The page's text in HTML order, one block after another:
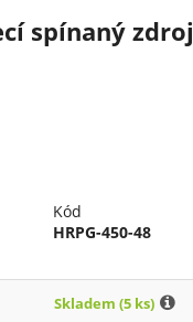
spínaný zdroj
Kód
HRPG-450-48
Skladem (5 ks)